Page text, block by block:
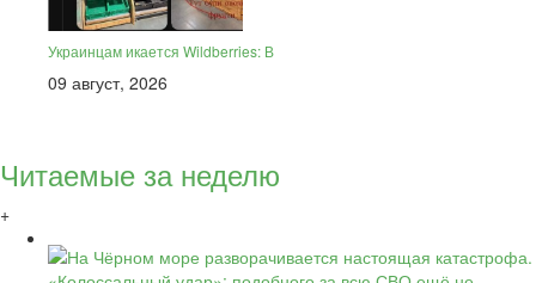
Украинцам икается Wildberries: В
09 август, 2026
Читаемые за неделю
+